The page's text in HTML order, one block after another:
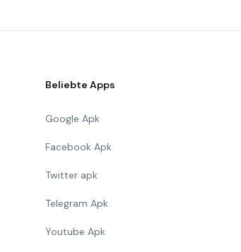
Beliebte Apps
Google Apk
Facebook Apk
Twitter apk
Telegram Apk
Youtube Apk